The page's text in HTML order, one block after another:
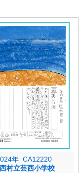
年 CA12220
村立芸西小学校